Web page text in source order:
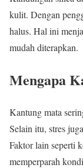
kulit. Dengan
halus. Hal ini
mudah diterapkan.
Mengapa
Kantung mata
Selain itu, stres
Faktor lain seperti
memperparah